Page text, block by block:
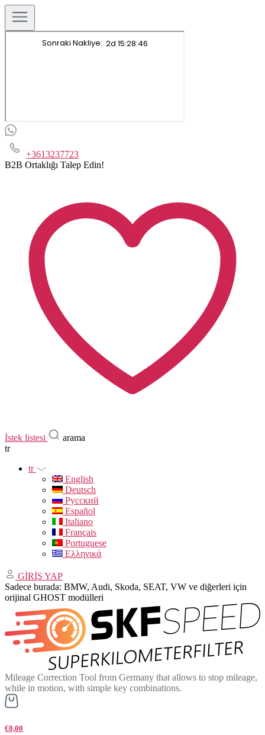
+3613237723
B2B Ortaklığı Talep Edin!
İstek listesi
arama
tr
tr
English
Deutsch
Русский
Español
Italiano
Français
Portuguese
Ελληνικά
GİRİŞ YAP
Sadece burada: BMW, Audi, Skoda, SEAT, VW ve diğerleri için
orijinal GHOST modülleri
Mileage Correction Tool from Germany that allows to stop mileage,
while in motion, with simple key combinations.
€0,00